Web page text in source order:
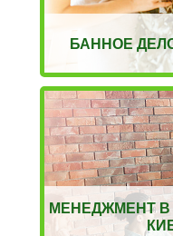
БАННОЕ
МЕНЕДЖМЕНТ